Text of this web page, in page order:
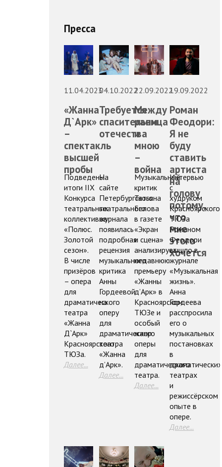
Пресса
11.04.2023
«Жанна
Д`Арк»
–
спектакль
высшей
пробы
Подведены
итоги IIX
Конкурса
театральных
коллективов
«Полюс.
Золотой
сезон».
В числе
призёров
– опера
для
драматического
театра
«Жанна
Д`Арк»
Красноярского
ТЮЗа.
Далее...
04.10.2022
Требуется
спасительница
отечества
На
сайте
Петербургского
театрального
журнала
появилась
подробная
рецензия
музыкального
критика
Анны
Гордеевой
на
оперу
для
драматического
театра
«Жанна
д’Арк».
Далее...
22.09.2022
Между
раем
и
мною
–
война
Музыкальный
критик
Татьяна
Белова
в газете
«Экран
и сцена»
анализирует
недавнюю
премьеру
«Жанны
д’Арк» в
Красноярском
ТЮЗе и
особый
жанр
оперы
для
драматического
театра.
Далее...
19.09.2022
Роман
Феодори:
Я не
буду
ставить
артиста
на
голову
потому,
что
мне
этого
хочется
Интервью
с
худруком
Красноярского
ТЮЗа
Романом
Феодори
вышло в
журнале
«Музыкальная
жизнь».
Анна
Гордеева
расспросила
его о
музыкальных
постановках
в
драматических
театрах
и
режиссёрском
опыте в
опере.
Далее...